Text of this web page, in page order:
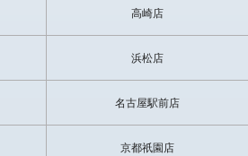
高崎店
浜松店
名古屋駅前店
京都祇園店